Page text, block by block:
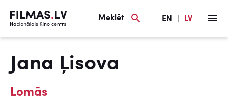
Meklēt EN LV
Jana Ļisova
Lomās